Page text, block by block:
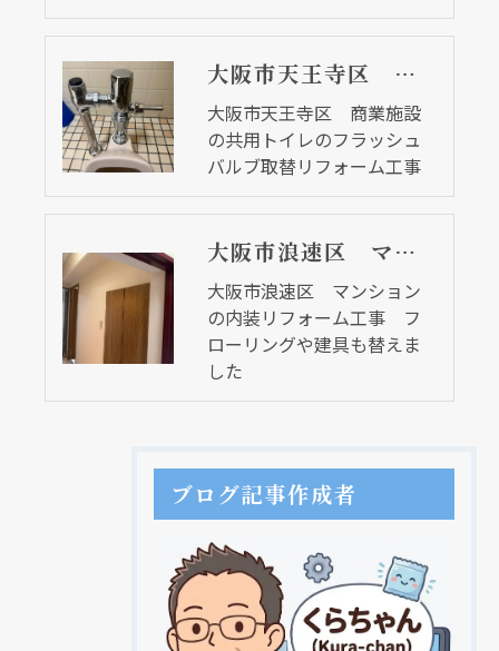
大阪市天王寺区 商業施設の共用トイレのフラッシュバルブ取替リフォーム工事
大阪市天王寺区 商業施設
の共用トイレのフラッシュ
バルブ取替リフォーム工事
大阪市浪速区 マンションの内装リフォーム工事 フローリングや建具も替えました
大阪市浪速区 マンション
の内装リフォーム工事 フ
ローリングや建具も替えま
した
ブログ記事作成者